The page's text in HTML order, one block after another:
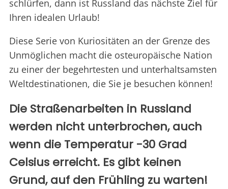
schlürfen, dann ist Russland das nächste Ziel für
Ihren idealen Urlaub!
Diese Serie von Kuriositäten an der Grenze des
Unmöglichen macht die osteuropäische Nation
zu einer der begehrtesten und unterhaltsamsten
Weltdestinationen, die Sie je besuchen können!
Die Straßenarbeiten in Russland
werden nicht unterbrochen, auch
wenn die Temperatur -30 Grad
Celsius erreicht. Es gibt keinen
Grund, auf den Frühling zu warten!